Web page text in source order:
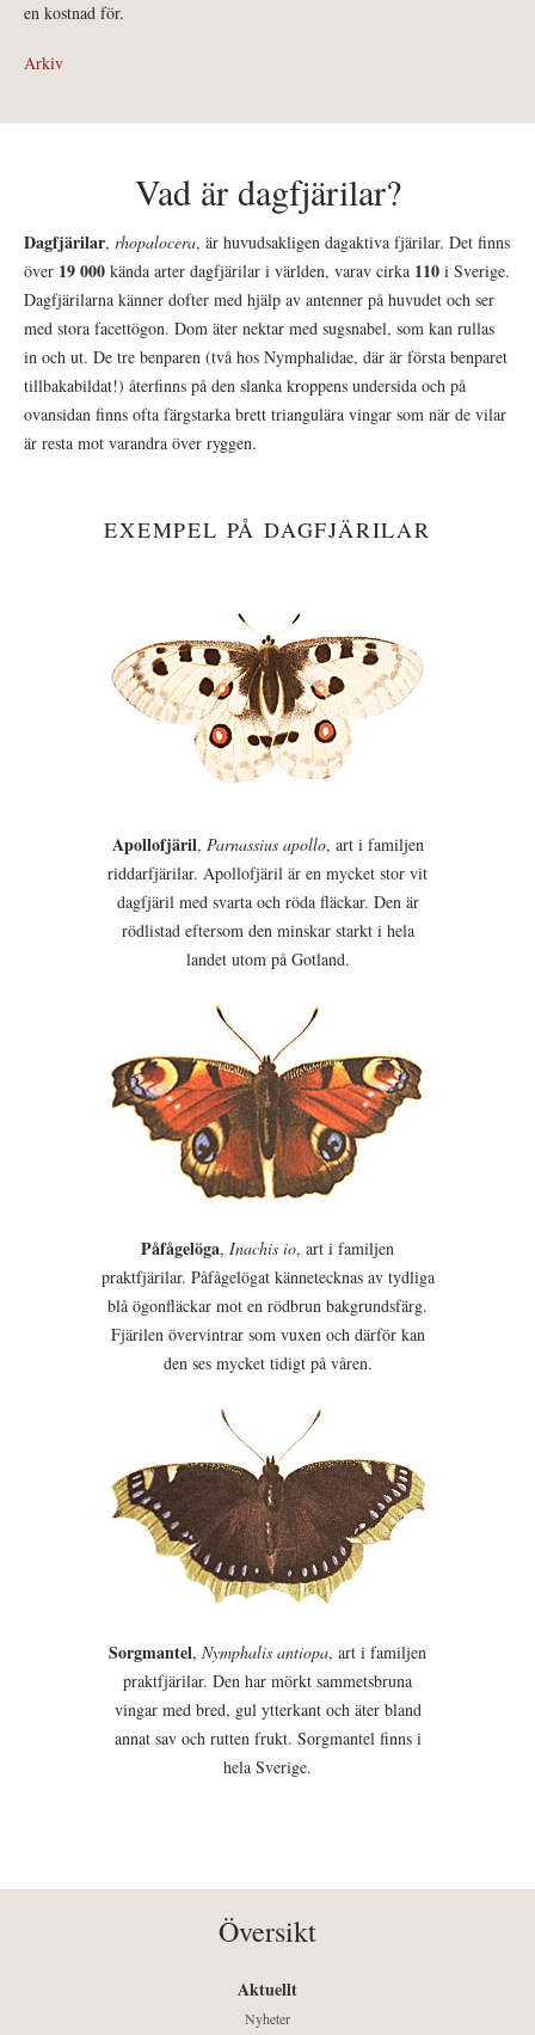
en kostnad för.
Arkiv
Vad är dagfjärilar?
Dagfjärilar, rhopalocera, är huvudsakligen dagaktiva fjärilar. Det finns
över 19 000 kända arter dagfjärilar i världen, varav cirka 110 i Sverige.
Dagfjärilarna känner dofter med hjälp av antenner på huvudet och ser
med stora facettögon. Dom äter nektar med sugsnabel, som kan rullas
in och ut. De tre benparen (två hos Nymphalidae, där är första benparet
tillbakabildat!) återfinns på den slanka kroppens undersida och på
ovansidan finns ofta färgstarka brett triangulära vingar som när de vilar
är resta mot varandra över ryggen.
EXEMPEL PÅ DAGFJÄRILAR
Apollofjäril, Parnassius apollo, art i familjen
riddarfjärilar. Apollofjäril är en mycket stor vit
dagfjäril med svarta och röda fläckar. Den är
rödlistad eftersom den minskar starkt i hela
landet utom på Gotland.
Påfågelöga, Inachis io, art i familjen
praktfjärilar. Påfågelögat kännetecknas av tydliga
blå ögonfläckar mot en rödbrun bakgrundsfärg.
Fjärilen övervintrar som vuxen och därför kan
den ses mycket tidigt på våren.
Sorgmantel, Nymphalis antiopa, art i familjen
praktfjärilar. Den har mörkt sammetsbruna
vingar med bred, gul ytterkant och äter bland
annat sav och rutten frukt. Sorgmantel finns i
hela Sverige.
Översikt
Aktuellt
Nyheter